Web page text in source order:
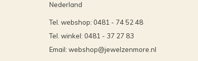
Nederland
Tel. webshop: 0481 - 74 52 48
Tel. winkel: 0481 - 37 27 83
Email: webshop@jewelzenmore.nl